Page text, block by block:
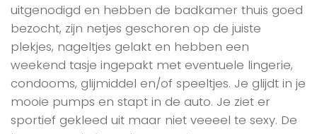
uitgenodigd en hebben de badkamer thuis goed
bezocht, zijn netjes geschoren op de juiste
plekjes, nageltjes gelakt en hebben een
weekend tasje ingepakt met eventuele lingerie,
condooms, glijmiddel en/of speeltjes. Je glijdt in je
mooie pumps en stapt in de auto. Je ziet er
sportief gekleed uit maar niet veeeel te sexy. De